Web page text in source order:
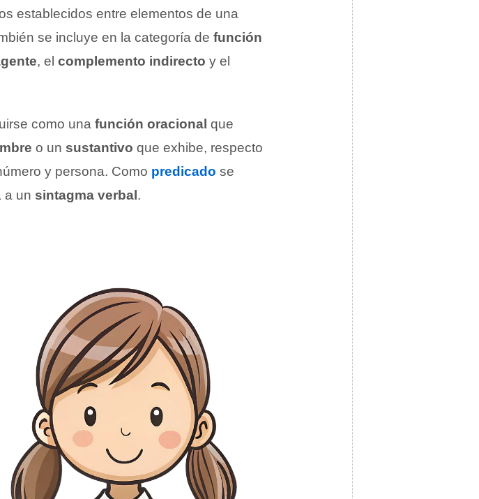
establecidos entre elementos de una
se incluye en la categoría de función
, el complemento indirecto y el
como una función oracional que
o un sustantivo que exhibe, respecto
y persona. Como predicado se
a un sintagma verbal .